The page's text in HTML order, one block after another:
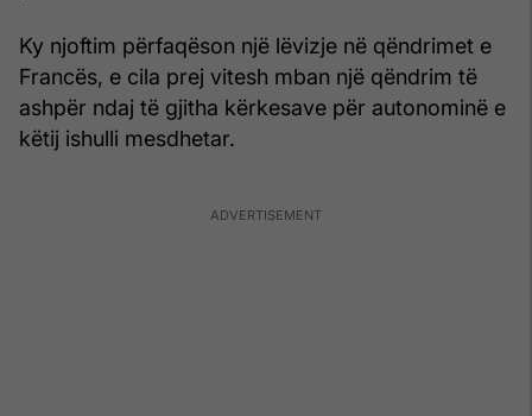
Ky njoftim përfaqëson një lëvizje në qëndrimet e
Francës, e cila prej vitesh mban një qëndrim të
ashpër ndaj të gjitha kërkesave për autonominë e
këtij ishulli mesdhetar.